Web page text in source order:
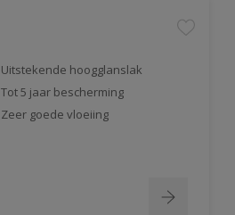
Uitstekende hoogglanslak
Tot 5 jaar bescherming
Zeer goede vloeiing